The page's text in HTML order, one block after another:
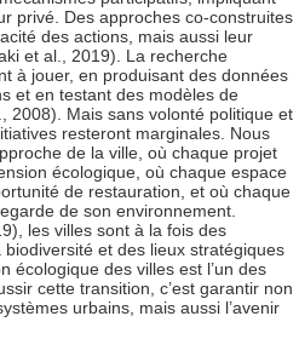
privé. Des approches co-construites
des actions, mais aussi leur
et al., 2019). La recherche
à jouer, en produisant des données
et en testant des modèles de
2008). Mais sans volonté politique et
resteront marginales. Nous
de la ville, où chaque projet
écologique, où chaque espace
de restauration, et où chaque
de son environnement.
les villes sont à la fois des
et des lieux stratégiques
écologique des villes est l’un des
cette transition, c’est garantir non
urbains, mais aussi l’avenir